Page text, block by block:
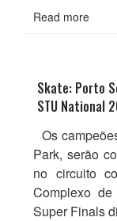
Read more
Skate: Porto
STU National
Os
Park, serão
no circuito
Complexo
Super Finals